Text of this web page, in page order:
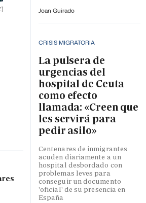
Joan Guirado
CRISIS MIGRATORIA
La pulsera de
urgencias del
hospital de Ceuta
como efecto
llamada: «Creen que
les servirá para
pedir asilo»
Centenares de inmigrantes
acuden diariamente a un
hospital desbordado con
problemas leves para
conseguir un documento
'oficial' de su presencia en
España